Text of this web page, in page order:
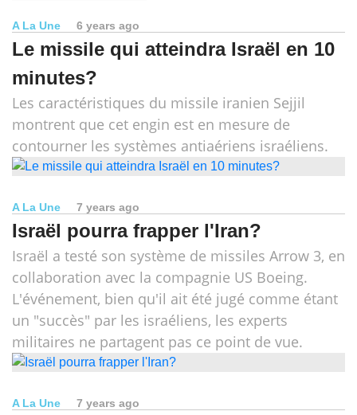
A La Une 6 years ago
Le missile qui atteindra Israël en 10
minutes?
Les caractéristiques du missile iranien Sejjil
montrent que cet engin est en mesure de
contourner les systèmes antiaériens israéliens.
A La Une 7 years ago
Israël pourra frapper l'Iran?
Israël a testé son système de missiles Arrow 3, en
collaboration avec la compagnie US Boeing.
L'événement, bien qu'il ait été jugé comme étant
un "succès" par les israéliens, les experts
militaires ne partagent pas ce point de vue.
A La Une 7 years ago